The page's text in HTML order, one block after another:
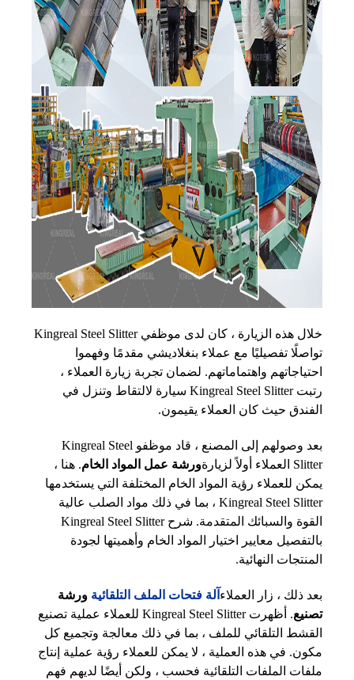
خلال هذه الزيارة ، كان لدى موظفي Kingreal Steel Slitter
تواصلًا تفصيليًا مع عملاء بنغلاديشي مقدمًا وفهموا
احتياجاتهم واهتماماتهم. لضمان تجربة زيارة العملاء ،
رتبت Kingreal Steel Slitter سيارة لالتقاط وتنزل في
الفندق حيث كان العملاء يقيمون.
بعد وصولهم إلى المصنع ، قاد موظفو Kingreal Steel
Slitter العملاء أولاً لزيارة
ورشة عمل المواد الخام. هنا ،
يمكن للعملاء رؤية المواد الخام المختلفة التي يستخدمها
Kingreal Steel Slitter ، بما في ذلك مواد الصلب عالية
القوة والسبائك المتقدمة. شرح Kingreal Steel Slitter
بالتفصيل معايير اختيار المواد الخام وأهميتها لجودة
المنتجات النهائية.
بعد ذلك ، زار العملاء آلة فتحات الملف التلقائية ورشة
تصنيع
. أظهرت Kingreal Steel Slitter للعملاء عملية تصنيع
القشط التلقائي للملف ، بما في ذلك معالجة وتجميع كل
مكون. في هذه العملية ، لا يمكن للعملاء رؤية عملية إنتاج
ملفات الملفات التلقائية فحسب ، ولكن أيضًا لديهم فهم